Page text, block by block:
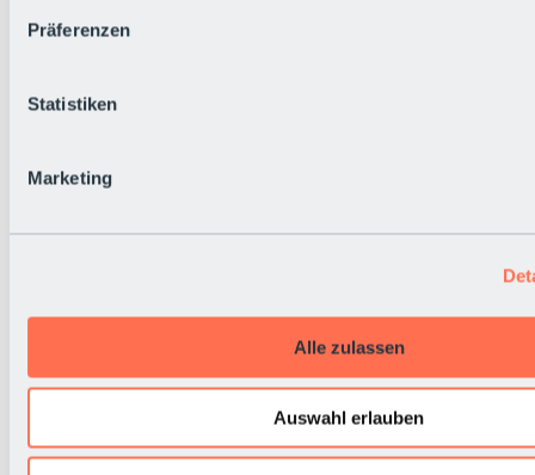
Präferenzen
Statistiken
Marketing
Alle zulassen
Auswahl erlauben